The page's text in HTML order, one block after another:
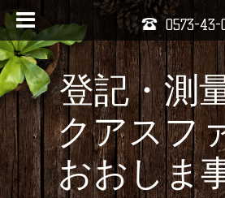
0573-43-
登記・測
クアスフ
おおしま